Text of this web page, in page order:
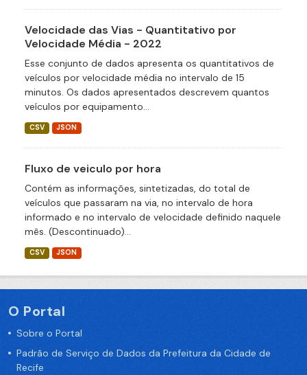
Velocidade das Vias - Quantitativo por
Velocidade Média - 2022
Esse conjunto de dados apresenta os quantitativos de
veículos por velocidade média no intervalo de 15
minutos. Os dados apresentados descrevem quantos
veículos por equipamento...
CSV JSON
Fluxo de veiculo por hora
Contém as informações, sintetizadas, do total de
veículos que passaram na via, no intervalo de hora
informado e no intervalo de velocidade definido naquele
mês. (Descontinuado)...
CSV JSON
O Portal
Sobre o Portal
Padrão de Serviço de Dados da Prefeitura da Cidade de
Recife